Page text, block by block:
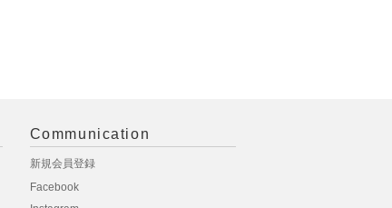
Communication
新規会員登録
Facebook